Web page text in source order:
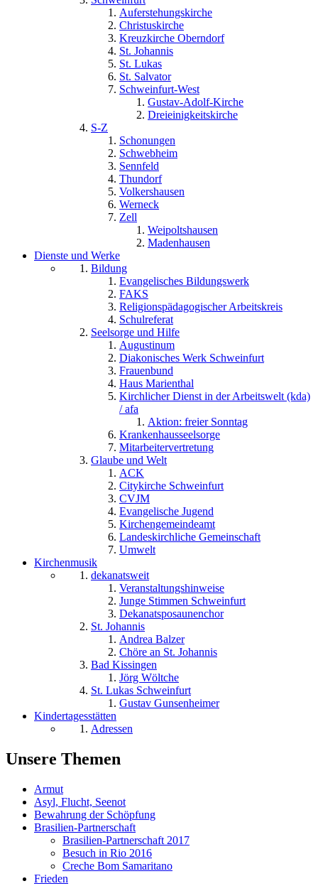
Auferstehungskirche
Christuskirche
Kreuzkirche Oberndorf
St. Johannis
St. Lukas
St. Salvator
Schweinfurt-West
Gustav-Adolf-Kirche
Dreieinigkeitskirche
S-Z
Schonungen
Schwebheim
Sennfeld
Thundorf
Volkershausen
Werneck
Zell
Weipoltshausen
Madenhausen
Dienste und Werke
Bildung
Evangelisches Bildungswerk
FAKS
Religionspädagogischer Arbeitskreis
Schulreferat
Seelsorge und Hilfe
Augustinum
Diakonisches Werk Schweinfurt
Frauenbund
Haus Marienthal
Kirchlicher Dienst in der Arbeitswelt (kda)
/ afa
Aktion: freier Sonntag
Krankenhausseelsorge
Mitarbeitervertretung
Glaube und Welt
ACK
Citykirche Schweinfurt
CVJM
Evangelische Jugend
Kirchengemeindeamt
Landeskirchliche Gemeinschaft
Umwelt
Kirchenmusik
dekanatsweit
Veranstaltungshinweise
Junge Stimmen Schweinfurt
Dekanatsposaunenchor
St. Johannis
Andrea Balzer
Chöre an St. Johannis
Bad Kissingen
Jörg Wöltche
St. Lukas Schweinfurt
Gustav Gunsenheimer
Kindertagesstätten
Adressen
Unsere Themen
Armut
Asyl, Flucht, Seenot
Bewahrung der Schöpfung
Brasilien-Partnerschaft
Brasilien-Partnerschaft 2017
Besuch in Rio 2016
Creche Bom Samaritano
Frieden